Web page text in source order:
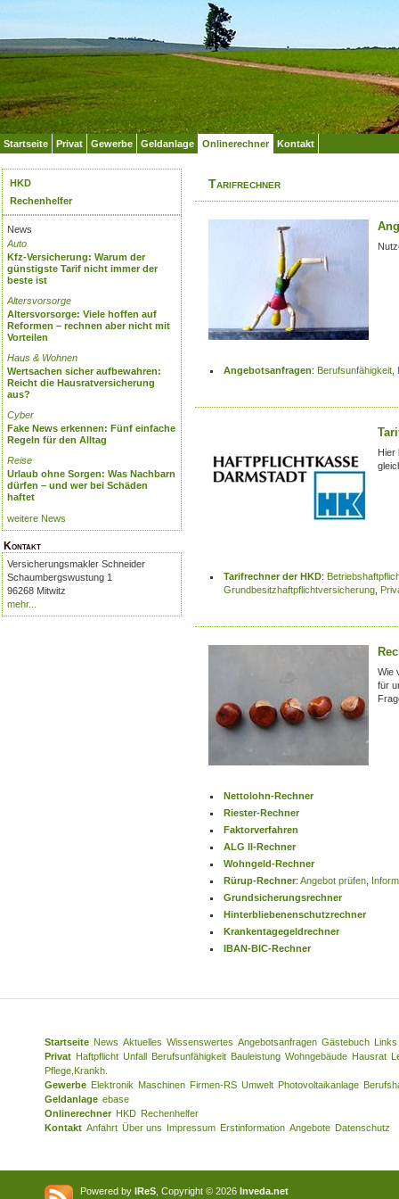
Startseite Privat Gewerbe Geldanlage Onlinerechner Kontakt
HKD
Rechenhelfer
News
Auto
Kfz-Versicherung: Warum der
günstigste Tarif nicht immer der
beste ist
Altersvorsorge
Altersvorsorge: Viele hoffen auf
Reformen – rechnen aber nicht mit
Vorteilen
Haus & Wohnen
Wertsachen sicher aufbewahren:
Reicht die Hausratversicherung
aus?
Cyber
Fake News erkennen: Fünf einfache
Regeln für den Alltag
Reise
Urlaub ohne Sorgen: Was Nachbarn
dürfen – und wer bei Schäden
haftet
weitere News
Kontakt
Versicherungsmakler Schneider
Schaumbergswustung 1
96268 Mitwitz
mehr...
Tarifrechner
Angebotsanfragen: Berufsunfähigkeit
Hier
Tarifrechner der HKD:
Grundbesitzhaftpflichtversicherung
Wie
für
Nettolohn-Rechner
Riester-Rechner
Faktorverfahren
ALG II-Rechner
Wohngeld-Rechner
Rürup-Rechner: Angebot prüfen
Grundsicherungsrechner
Hinterbliebenenschutzrechner
Krankentagegeldrechner
IBAN-BIC-Rechner
Startseite News Aktuelles Wissenswertes Angebotsanfragen Gästebuch
Links
Privat Haftpflicht Unfall Berufsunfähigkeit Bauleistung Wohngebäude Hausrat
Pflege,Krankh.
Gewerbe Elektronik Maschinen Firmen-RS Umwelt Photovoltaikanlage
Geldanlage ebase
Onlinerechner HKD Rechenhelfer
Kontakt Anfahrt Über uns Impressum Erstinformation Angebote Datenschutz
Powered by IReS , Copyright © 2026 Inveda.net